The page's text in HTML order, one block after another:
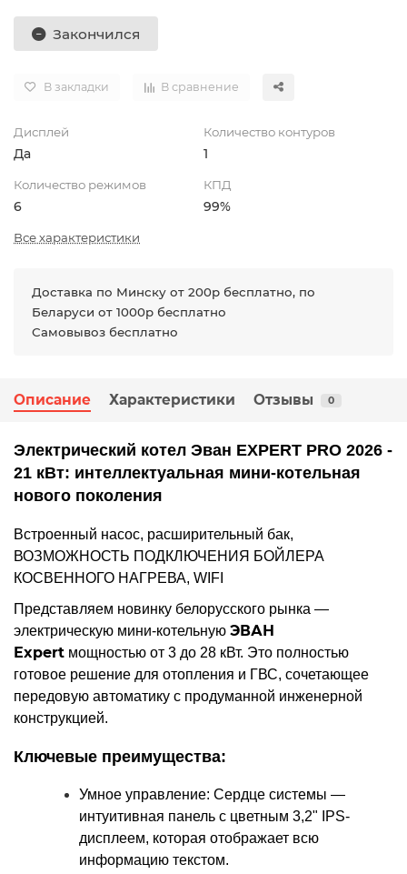
Закончился
В закладки В сравнение
Дисплей
Да
Количество контуров
1
Количество режимов
6
КПД
99%
Все характеристики
Доставка по Минску от 200р бесплатно, по
Беларуси от 1000р бесплатно
Самовывоз бесплатно
Описание Характеристики Отзывы 0
Электрический котел Эван EXPERT PRO 2026 -
21 кВт: интеллектуальная мини-котельная
нового поколения
Встроенный насос, расширительный бак,
ВОЗМОЖНОСТЬ ПОДКЛЮЧЕНИЯ БОЙЛЕРА
КОСВЕННОГО НАГРЕВА, WIFI
Представляем новинку белорусского рынка —
электрическую мини-котельную ЭВАН
Expert мощностью от 3 до 28 кВт. Это полностью
готовое решение для отопления и ГВС, сочетающее
передовую автоматику с продуманной инженерной
конструкцией.
Ключевые преимущества:
Умное управление: Сердце системы —
интуитивная панель с цветным 3,2" IPS-
дисплеем, которая отображает всю
информацию текстом.